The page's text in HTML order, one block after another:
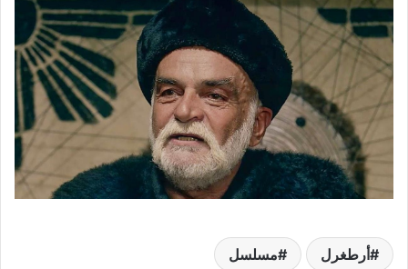
أرطغرل مسلسل